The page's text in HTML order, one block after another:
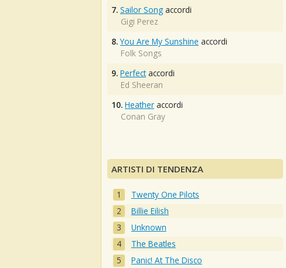
7. Sailor Song accordi
Gigi Perez
8. You Are My Sunshine accordi
Folk Songs
9. Perfectaccordi
Ed Sheeran
10. Heather accordi
Conan Gray
ARTISTI DI TENDENZA
Twenty One Pilots
Billie Eilish
Unknown
The Beatles
Panic! At The Disco